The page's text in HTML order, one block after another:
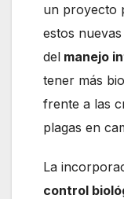
un proyecto
estos
del manejo
tener más
frente a las
plagas en
La
control